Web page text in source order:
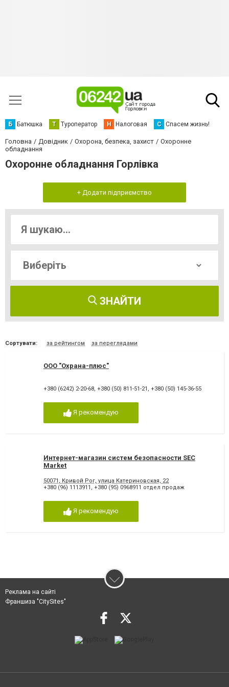
Б Батюшка Т Туроператор Н Налоговая С Спасем жизнь!
Головна Довідник Охорона, безпека, захист
Охоронне
обладнання
Охоронне обладнання Горлівка
+ Додати підприємство
ЗНАЙТИ
Сортувати: за рейтингом за переглядами
ООО "Охрана-плюс"
+380 (6242) 2-20-68, +380 (50) 811-51-21 , +380 (50) 145-36-55
Я рекомендую
Интернет-магазин систем безопасности SEC
Market
50071, Кривой Рог, улица Катериновская, 22
+380 (96) 1113911 , +380 (95) 0968911 отдел продаж
Я рекомендую
Реклама на сайті
Франшиза "CitySites"